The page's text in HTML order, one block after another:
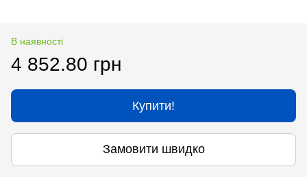
В наявності
4 852.80 грн
Купити!
Замовити швидко